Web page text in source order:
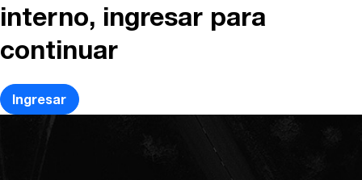
interno, ingresar para
continuar
Ingresar